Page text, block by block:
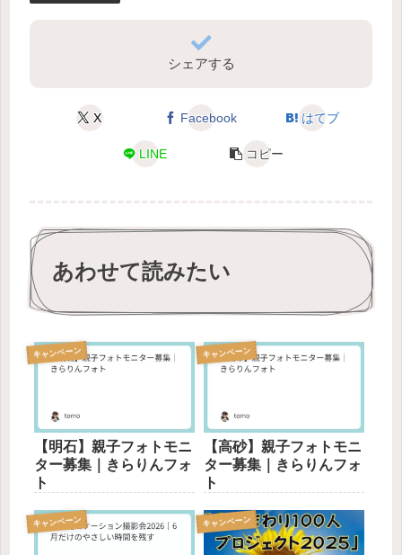
シェアする
X Facebook はてブ
LINE コピー
あわせて読みたい
キャンペーン
【明石】親子フォトモニ
ター募集｜きらりんフォ
ト
キャンペーン
【高砂】親子フォトモニ
ター募集｜きらりんフォ
ト
キャンペーン キャンペーン